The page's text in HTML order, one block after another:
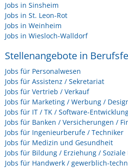
Jobs in Sinsheim
Jobs in St. Leon-Rot
Jobs in Weinheim
Jobs in Wiesloch-Walldorf
Stellenangebote in
Jobs für Personalwesen
Jobs für Assistenz / Sekretariat
Jobs für Vertrieb / Verkauf
Jobs für Marketing / Werbung /
Jobs für IT / TK / Software-
Jobs für Banken / Versicherungen /
Jobs für Ingenieurberufe / Techniker
Jobs für Medizin und Gesundheit
Jobs für Bildung / Erziehung / Soziale
Jobs für Handwerk / gewerblich-